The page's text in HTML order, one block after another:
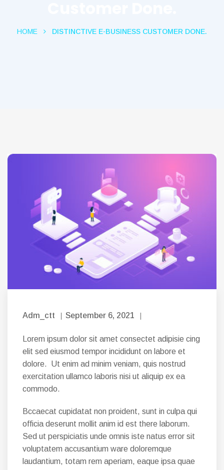
HOME DISTINCTIVE E-BUSINESS CUSTOMER DONE.
Adm_ctt September 6, 2021
Lorem ipsum dolor sit amet consectet adipisie cing
elit sed eiusmod tempor incididunt on labore et
dolore. Ut enim ad minim veniam, quis nostrud
exercitation ullamco laboris nisi ut aliquip ex ea
commodo.
Bccaecat cupidatat non proident, sunt in culpa qui
officia deserunt mollit anim id est there laborum.
Sed ut perspiciatis unde omnis iste natus error sit
voluptatem accusantium ware doloremque
laudantium, totam rem aperiam, eaque ipsa quae